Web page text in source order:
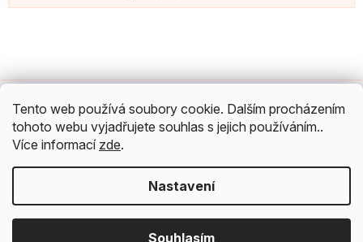
Tento web používá soubory cookie. Dalším procházením
tohoto webu vyjadřujete souhlas s jejich používáním..
Více informací zde.
Nastavení
Souhlasím
á
Můj účet
Sledujte nás na sociálních sítích